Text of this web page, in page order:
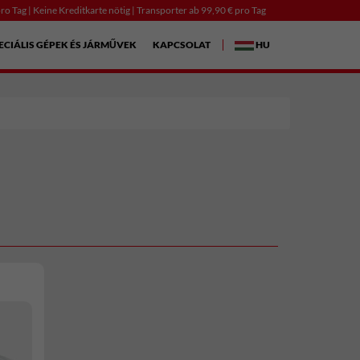
Tag | Keine Kreditkarte nötig | Transporter ab 99,90 € pro Tag
GÉPEK ÉS JÁRMŰVEK KAPCSOLAT HU